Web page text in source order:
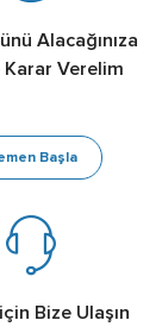
Alacağınıza
Verelim
Başla
Bize Ulaşın